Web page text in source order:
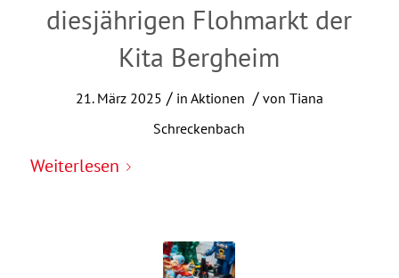
diesjährigen Flohmarkt der
Kita Bergheim
21. März 2025 / in Aktionen / von Tiana
Schreckenbach
Weiterlesen